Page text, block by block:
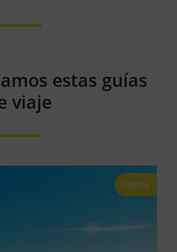
estas guías
viaje
OFERTA